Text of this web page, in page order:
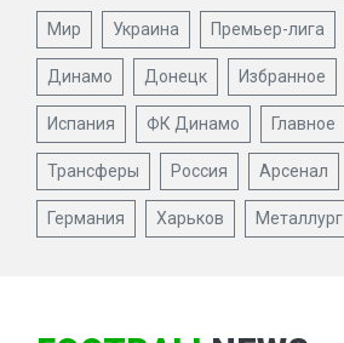
Мир Украина Премьер-лига
Динамо Донецк Избранное
Испания ФК Динамо Главное
Трансферы Россия Арсенал
Германия Харьков Металлург